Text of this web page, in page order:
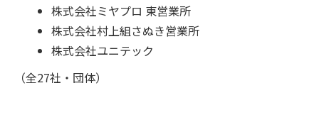
株式会社ミヤプロ 東営業所
株式会社村上組さぬき営業所
株式会社ユニテック
（全27社・団体）